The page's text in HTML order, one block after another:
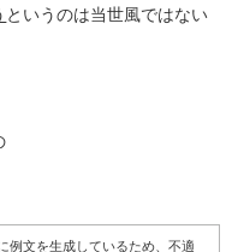
というのは当世風ではない
例文を生成しているため、不適